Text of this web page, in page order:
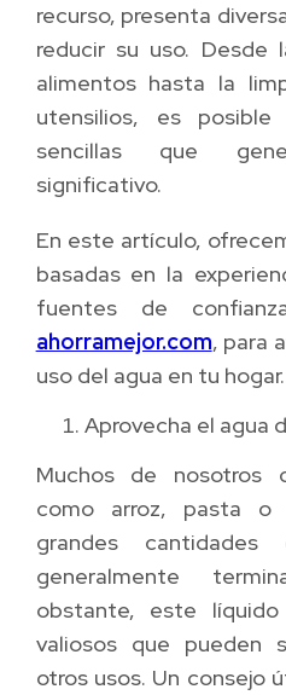
recurso, presenta
reducir su uso. Desde
alimentos hasta la
utensilios, es posible
sencillas que
significativo.
En este artículo,
basadas en la
fuentes de
ahorramejor.com, para
uso del agua en tu hogar.
Aprovecha el agua
Muchos de nosotros
como arroz, pasta o
grandes
generalmente
obstante, este
valiosos que pueden
otros usos. Un consejo